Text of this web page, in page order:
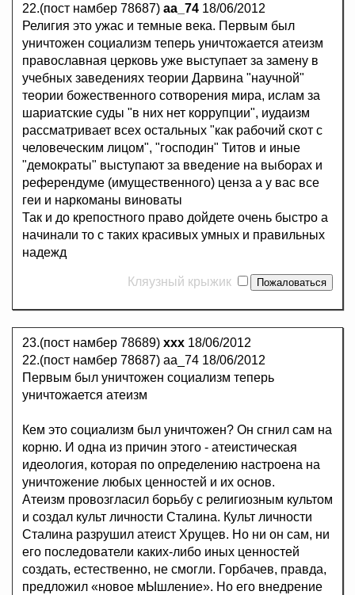
22.(пост намбер 78687) аа_74 18/06/2012
Религия это ужас и темные века. Первым был
уничтожен социализм теперь уничтожается атеизм
православная церковь уже выступает за замену в
учебных заведениях теории Дарвина "научной"
теории божественного сотворения мира, ислам за
шариатские суды "в них нет коррупции", иудаизм
рассматривает всех остальных "как рабочий скот с
человеческим лицом", "господин" Титов и иные
"демократы" выступают за введение на выборах и
референдуме (имущественного) ценза а у вас все
геи и наркоманы виноваты
Так и до крепостного право дойдете очень быстро а
начинали то с таких красивых умных и правильных
надежд
Кляузный крыжик
23.(пост намбер 78689) ххх 18/06/2012
22.(пост намбер 78687) аа_74 18/06/2012
Первым был уничтожен социализм теперь
уничтожается атеизм
Кем это социализм был уничтожен? Он сгнил сам на
корню. И одна из причин этого - атеистическая
идеология, которая по определению настроена на
уничтожение любых ценностей и их основ.
Атеизм провозгласил борьбу с религиозным культом
и создал культ личности Сталина. Культ личности
Сталина разрушил атеист Хрущев. Но ни он сам, ни
его последователи каких-либо иных ценностей
создать, естественно, не смогли. Горбачев, правда,
предложил «новое мЫшление». Но его внедрение